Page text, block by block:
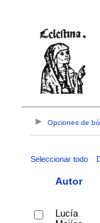
Opciones de
Seleccionar todo
Autor
Lucía